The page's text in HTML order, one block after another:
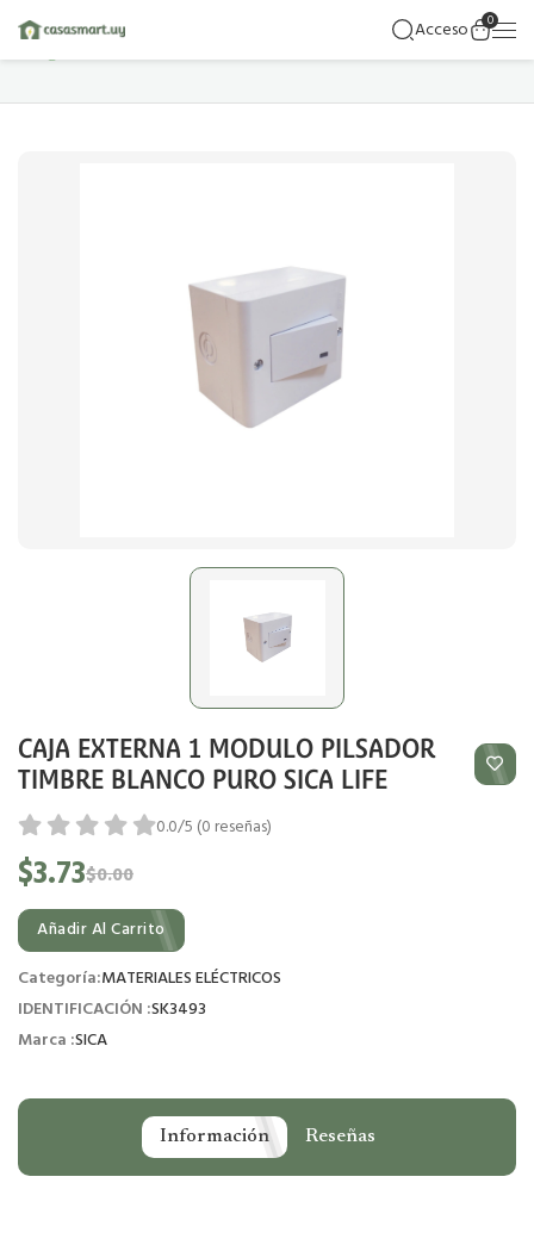
Acceso 0
CAJA EXTERNA 1 MODULO PILSADOR
TIMBRE BLANCO PURO SICA LIFE
0.0/5 (0 reseñas)
$3.73$0.00
Añadir Al Carrito
Categoría:MATERIALES ELÉCTRICOS
IDENTIFICACIÓN :SK3493
Marca :SICA
Información Reseñas